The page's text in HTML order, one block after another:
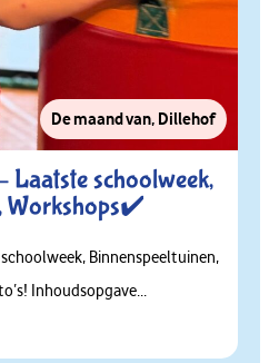
De maand van, Dillehof
Laatste schoolweek,
Workshops✔️
Binnenspeeltuinen,
Inhoudsopgave...